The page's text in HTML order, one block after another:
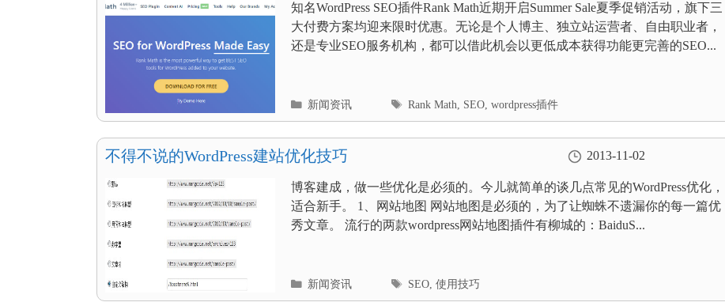
知名WordPress SEO插件Rank Math近期开启Summer Sale夏季促销活动，旗下三
大付费方案均迎来限时优惠。无论是个人博主、独立站运营者、自由职业者，
还是专业SEO服务机构，都可以借此机会以更低成本获得功能更完善的SEO...
分
类
目
录
新闻资讯
标
签
Rank Math, SEO,wordpress插件
不得不说的WordPress建站优化技巧 2013-11-02
博客建成，做一些优化是必须的。今儿就简单的谈几点常见的WordPress优化，
适合新手。 1、网站地图 网站地图是必须的，为了让蜘蛛不遗漏你的每一篇优
秀文章。 流行的两款wordpress网站地图插件有柳城的：BaiduS...
分
类
新闻资讯
标
签
SEO,使用技巧